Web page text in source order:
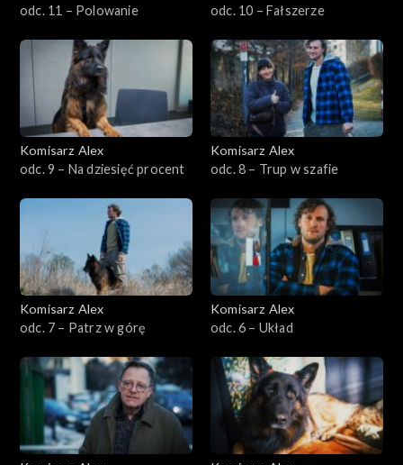
Sezon 17
Sezon 16
Sezon 15
Sezon 13
Sezon 12
Sezon 10
Sezon 9
odc. 11 – Polowanie
odc. 10 – Fałszerze
Komisarz Alex
odc. 9 – Na dziesięć procent
Komisarz Alex
odc. 8 – Trup w szafie
Komisarz Alex
odc. 7 – Patrz w górę
Komisarz Alex
odc. 6 – Układ